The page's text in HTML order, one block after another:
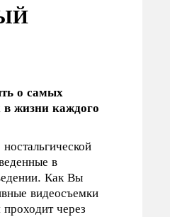
о самых
жизни каждого
в
Как Вы
видеосъемки
через